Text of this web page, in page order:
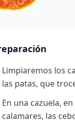
Limpiaremos los
las patas, que
En una cazuela,
calamares, las